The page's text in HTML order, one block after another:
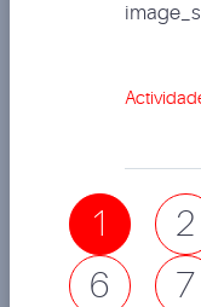
1 2
6
7